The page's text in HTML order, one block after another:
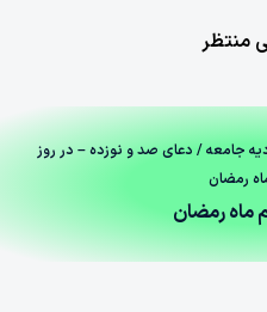
منتظر
جامعه/ دعای صد و نوزده – در روز
رمضان
ماه رمضان